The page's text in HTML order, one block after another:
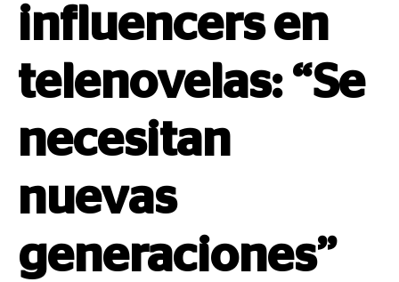
influencers en
telenovelas: “Se
necesitan
nuevas
generaciones”